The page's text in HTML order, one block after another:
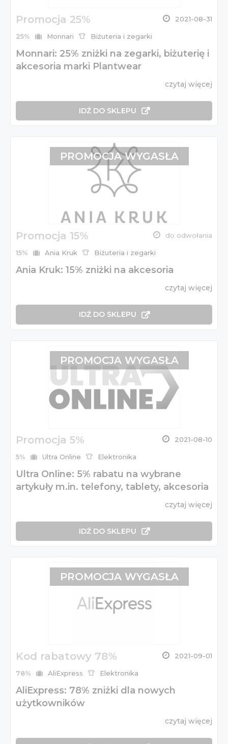
Promocja 25% 2021-08-31
25% Monnari Biżuteria i zegarki
Monnari: 25% zniżki na zegarki, biżuterię i
akcesoria marki Plantwear
czytaj więcej
IDŹ DO SKLEPU
Promocja 15% do odwołania
15% Ania Kruk Biżuteria i zegarki
Ania Kruk: 15% zniżki na akcesoria
czytaj więcej
IDŹ DO SKLEPU
PROMOCJA WYGASŁA
Promocja 5% 2021-08-10
5% Ultra Online Elektronika
Ultra Online: 5% rabatu na wybrane
artykuły m.in. telefony, tablety, akcesoria
czytaj więcej
IDŹ DO SKLEPU
PROMOCJA WYGASŁA
Kod rabatowy 78% 2021-09-01
78% AliExpress Elektronika
AliExpress: 78% zniżki dla nowych
użytkowników
czytaj więcej
PROMOCJA WYGASŁA